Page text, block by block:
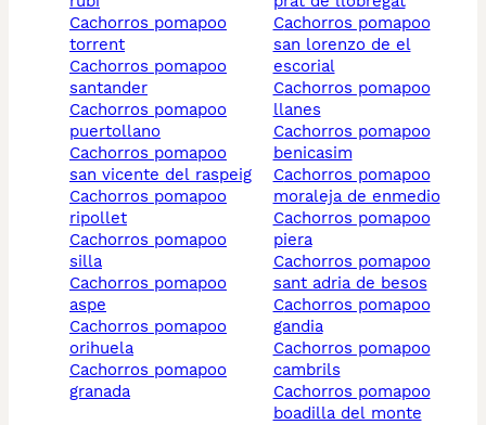
cachorros pomapoo
torrent
cachorros pomapoo
santander
cachorros pomapoo
puertollano
cachorros pomapoo
san vicente del raspeig
cachorros pomapoo
ripollet
cachorros pomapoo
silla
cachorros pomapoo
aspe
cachorros pomapoo
orihuela
cachorros pomapoo
granada
cachorros pomapoo
san lorenzo de el
escorial
cachorros pomapoo
llanes
cachorros pomapoo
benicasim
cachorros pomapoo
moraleja de enmedio
cachorros pomapoo
piera
cachorros pomapoo
sant adria de besos
cachorros pomapoo
gandia
cachorros pomapoo
cambrils
cachorros pomapoo
boadilla del monte